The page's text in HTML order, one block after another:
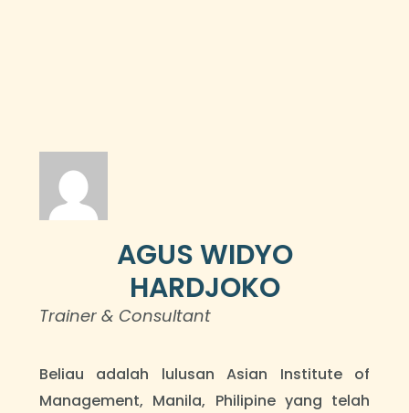
AGUS WIDYO
HARDJOKO
Trainer & Consultant
Beliau adalah lulusan Asian Institute of
Management, Manila, Philipine yang telah